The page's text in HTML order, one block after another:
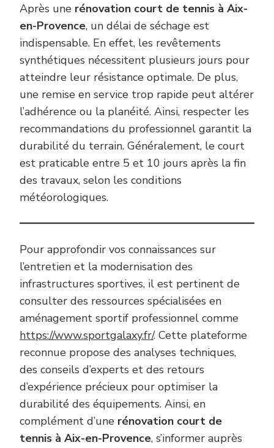
Après une rénovation court de tennis à Aix-
en-Provence, un délai de séchage est
indispensable. En effet, les revêtements
synthétiques nécessitent plusieurs jours pour
atteindre leur résistance optimale. De plus,
une remise en service trop rapide peut altérer
l’adhérence ou la planéité. Ainsi, respecter les
recommandations du professionnel garantit la
durabilité du terrain. Généralement, le court
est praticable entre 5 et 10 jours après la fin
des travaux, selon les conditions
météorologiques.
Pour approfondir vos connaissances sur
l’entretien et la modernisation des
infrastructures sportives, il est pertinent de
consulter des ressources spécialisées en
aménagement sportif professionnel comme
https://www.sportgalaxy.fr/. Cette plateforme
reconnue propose des analyses techniques,
des conseils d’experts et des retours
d’expérience précieux pour optimiser la
durabilité des équipements. Ainsi, en
complément d’une rénovation court de
tennis à Aix-en-Provence, s’informer auprès